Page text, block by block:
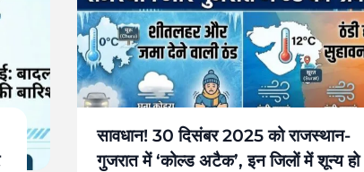
सावधान! 30 दिसंबर 2025 को राजस्थान-
गुजरात में ‘कोल्ड अटैक’, इन जिलों में शून्य हो